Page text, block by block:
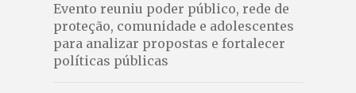
Evento reuniu poder público, rede de
proteção, comunidade e adolescentes
para analizar propostas e fortalecer
políticas públicas